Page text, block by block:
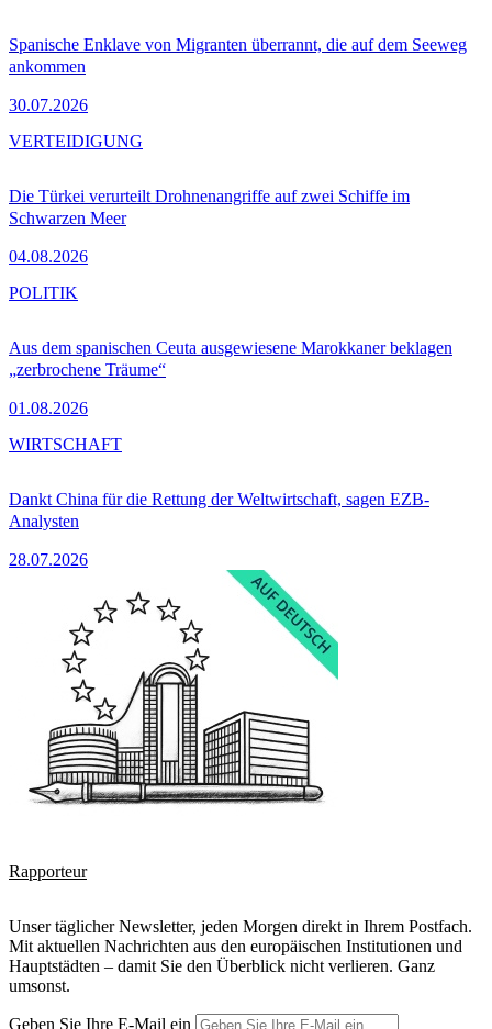
Spanische Enklave von Migranten überrannt, die auf dem Seeweg
ankommen
30.07.2026
Die Türkei verurteilt Drohnenangriffe auf zwei Schiffe im
Schwarzen Meer
04.08.2026
VERTEIDIGUNG
Aus dem spanischen Ceuta ausgewiesene Marokkaner beklagen
„zerbrochene Träume“
01.08.2026
POLITIK
Dankt China für die Rettung der Weltwirtschaft, sagen EZB-
Analysten
28.07.2026
WIRTSCHAFT
Rapporteur
Unser täglicher Newsletter, jeden Morgen direkt in Ihrem Postfach.
Mit aktuellen Nachrichten aus den europäischen Institutionen und
Hauptstädten – damit Sie den Überblick nicht verlieren. Ganz
umsonst.
Geben Sie Ihre E-Mail ein